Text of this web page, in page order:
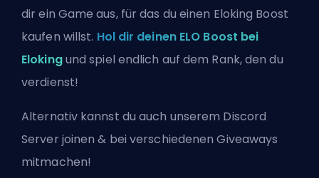
dir ein Game aus, für das du einen Eloking Boost
kaufen willst. Hol dir deinen ELO Boost bei
Elokingund spiel endlich auf dem Rank, den du
verdienst!
Alternativ kannst du auch unserem Discord
Server joinen & bei verschiedenen Giveaways
mitmachen!